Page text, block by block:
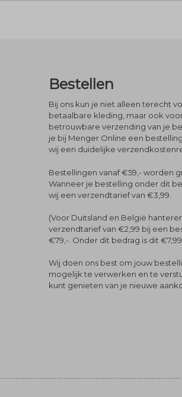
Bestellen
Bij ons kun je niet alleen terecht
betaalbare kleding, maar ook
betrouwbare verzending van je
je bij Menger Online een
wij een duidelijke
Bestellingen vanaf €59,- worden
Wanneer je bestelling onder dit
wij een verzendtarief van €3,99.
(Voor Duitsland en België
verzendtarief van €2,99 bij een
€79,-. Onder dit bedrag is dit
Wij doen ons best om jouw
mogelijk te verwerken en te
kunt genieten van je nieuwe